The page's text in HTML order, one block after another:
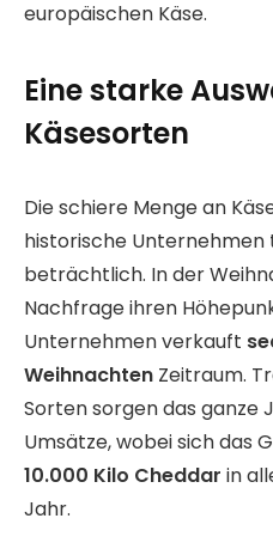
europäischen Käse.
Eine starke
Käsesorten
Die schiere Menge an
historische
beträchtlich. In der
Nachfrage ihren
Unternehmen verkauft
Weihnachten Zeitraum.
Sorten sorgen das ganze
Umsätze, wobei sich das
10.000 Kilo Cheddar in
Jahr.